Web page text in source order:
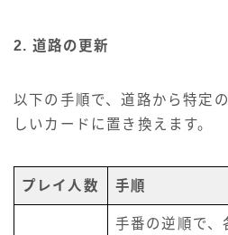
2. 道路の更新
以下の手順で、道路から特定
しいカードに置き換えます。
プレイ人数 手順
手番の逆順で、